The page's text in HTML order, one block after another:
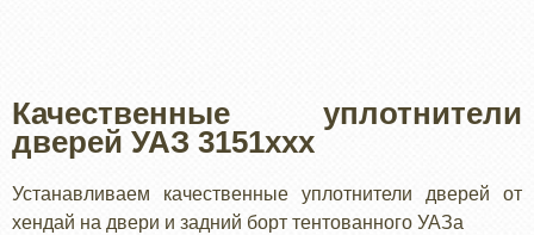
Качественные уплотнители
дверей УАЗ 3151ххх
Устанавливаем качественные уплотнители дверей от
хендай на двери и задний борт тентованного УАЗа